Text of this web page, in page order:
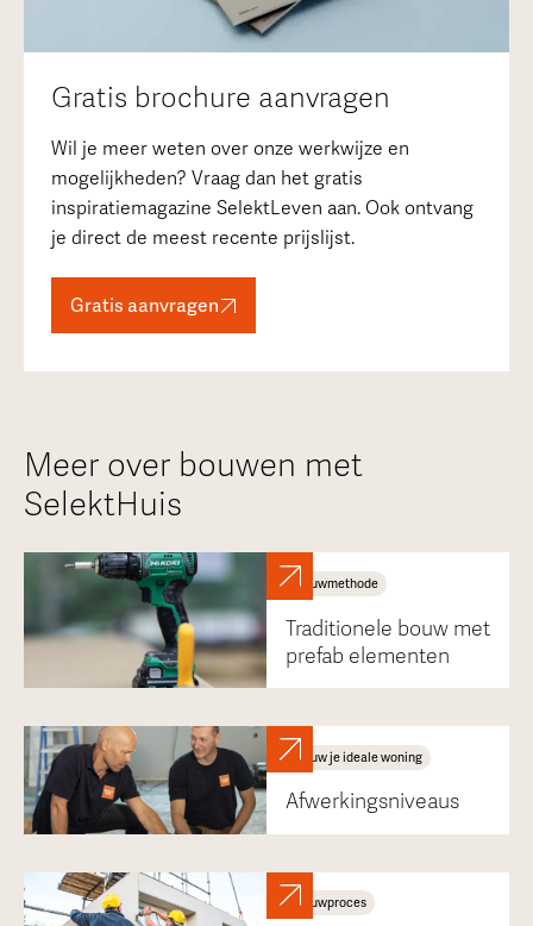
Gratis brochure aanvragen
Wil je meer weten over onze werkwijze en
mogelijkheden? Vraag dan het gratis
inspiratiemagazine SelektLeven aan. Ook ontvang
je direct de meest recente prijslijst.
Gratis aanvragen
Meer over bouwen met
SelektHuis
Bouwmethode
Traditionele bouw met
prefab elementen
Bouw je ideale woning
Afwerkingsniveaus
Bouwproces